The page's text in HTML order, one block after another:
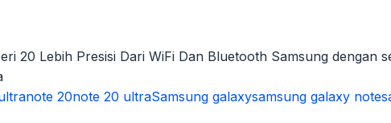
20 Lebih Presisi Dari WiFi Dan Bluetooth Samsung
note 20note 20 ultraSamsung galaxysamsung galaxy note